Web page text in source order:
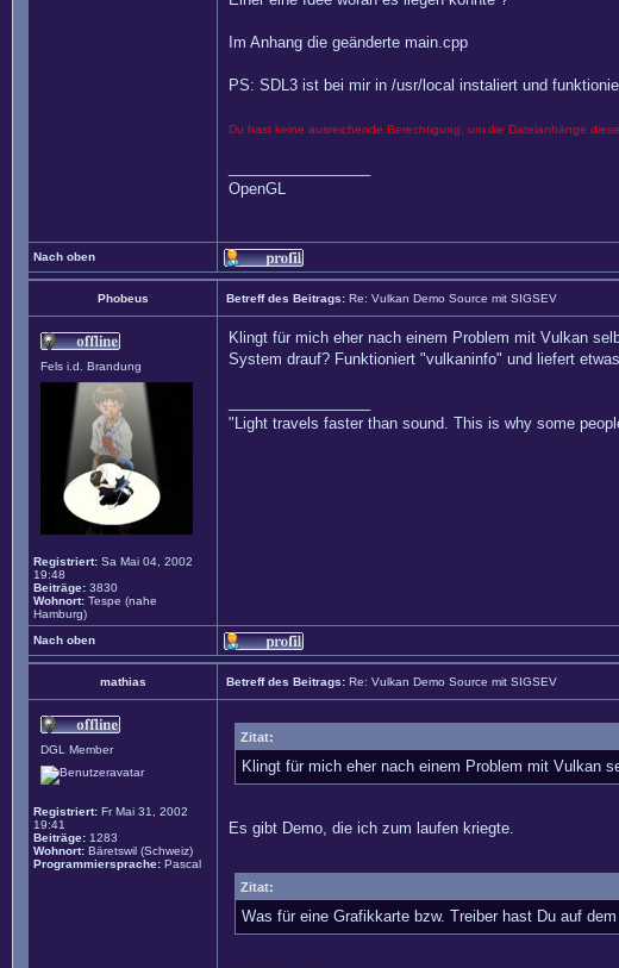
Im Anhang die geänderte main.cpp
PS: SDL3 ist bei mir in /usr/local instaliert und
Du hast keine ausreichende Berechtigung, um die Dateianhänge
OpenGL
Nach oben
Phobeus Betreff des Beitrags: Re: Vulkan Demo Source mit SIGSEV
Fels i.d. Brandung
Registriert: Sa Mai 04, 2002
19:48
Beiträge: 3830
Wohnort: Tespe (nahe
Hamburg)
Klingt für mich eher nach einem Problem mit Vulkan
System drauf? Funktioniert "vulkaninfo" und liefert
"Light travels faster than sound. This is why some
Nach oben
mathias Betreff des Beitrags: Re: Vulkan Demo Source mit SIGSEV
DGL Member
Registriert: Fr Mai 31, 2002
19:41
Beiträge: 1283
Wohnort: Bäretswil (Schweiz)
Programmiersprache: Pascal
Zitat:
Klingt für mich eher nach einem Problem mit Vulkan
Es gibt Demo, die ich zum laufen kriegte.
Zitat:
Was für eine Grafikkarte bzw. Treiber hast Du auf